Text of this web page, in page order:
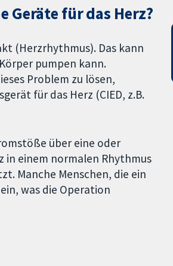
für das Herz?
(Herzrhythmus). Das kann
pumpen kann.
Problem zu lösen,
für das Herz (CIED, z.B.
über eine oder
in einem normalen Rhythmus
Manche Menschen, die ein
was die Operation